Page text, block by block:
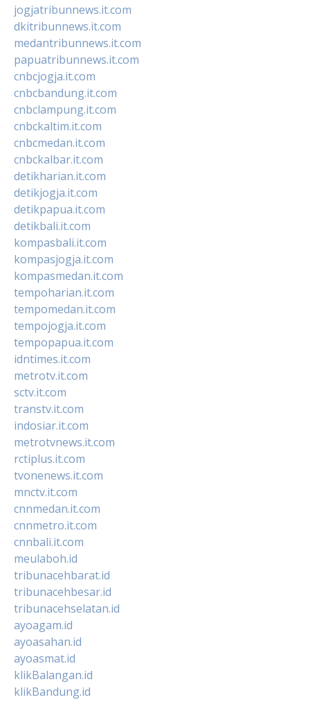
jogjatribunnews.it.com
dkitribunnews.it.com
medantribunnews.it.com
papuatribunnews.it.com
cnbcjogja.it.com
cnbcbandung.it.com
cnbclampung.it.com
cnbckaltim.it.com
cnbcmedan.it.com
cnbckalbar.it.com
detikharian.it.com
detikjogja.it.com
detikpapua.it.com
detikbali.it.com
kompasbali.it.com
kompasjogja.it.com
kompasmedan.it.com
tempoharian.it.com
tempomedan.it.com
tempojogja.it.com
tempopapua.it.com
idntimes.it.com
metrotv.it.com
sctv.it.com
transtv.it.com
indosiar.it.com
metrotvnews.it.com
rctiplus.it.com
tvonenews.it.com
mnctv.it.com
cnnmedan.it.com
cnnmetro.it.com
cnnbali.it.com
meulaboh.id
tribunacehbarat.id
tribunacehbesar.id
tribunacehselatan.id
ayoagam.id
ayoasahan.id
ayoasmat.id
klikBalangan.id
klikBandung.id